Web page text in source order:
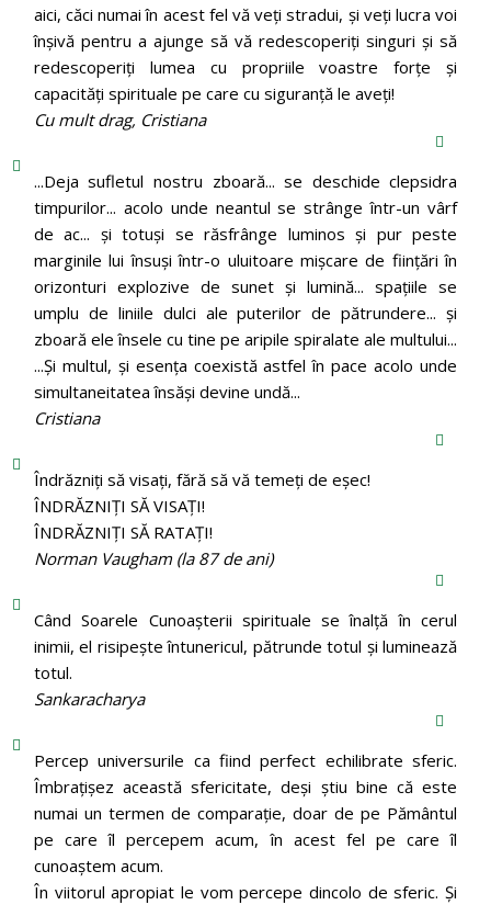
aici, căci numai în acest fel vă veți stradui, și veți lucra voi
înșivă pentru a ajunge să vă redescoperiți singuri și să
redescoperiți lumea cu propriile voastre forțe și
capacități spirituale pe care cu siguranță le aveți!
Cu mult drag, Cristiana
...Deja sufletul nostru zboară... se deschide clepsidra
timpurilor... acolo unde neantul se strânge într-un vârf
de ac... și totuși se răsfrânge luminos și pur peste
marginile lui însuși într-o uluitoare mișcare de ființări în
orizonturi explozive de sunet și lumină... spațiile se
umplu de liniile dulci ale puterilor de pătrundere... și
zboară ele însele cu tine pe aripile spiralate ale multului...
...Și multul, și esența coexistă astfel în pace acolo unde
simultaneitatea însăși devine undă...
Cristiana
Îndrăzniţi să visaţi, fără să vă temeţi de eşec!
ÎNDRĂZNIȚI SĂ VISAȚI!
ÎNDRĂZNIȚI SĂ RATAȚI!
Norman Vaugham (la 87 de ani)
Când Soarele Cunoaşterii spirituale se înalţă în cerul
inimii, el risipeşte întunericul, pătrunde totul şi luminează
totul.
Sankaracharya
Percep universurile ca fiind perfect echilibrate sferic.
Îmbrațișez această sfericitate, deși știu bine că este
numai un termen de comparație, doar de pe Pământul
pe care îl percepem acum, în acest fel pe care îl
cunoaștem acum.
În viitorul apropiat le vom percepe dincolo de sferic. Și